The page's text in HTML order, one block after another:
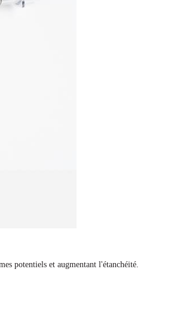
potentiels et augmentant l'étanchéité.